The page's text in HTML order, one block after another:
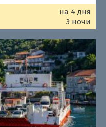
на 4 дня
3 ночи